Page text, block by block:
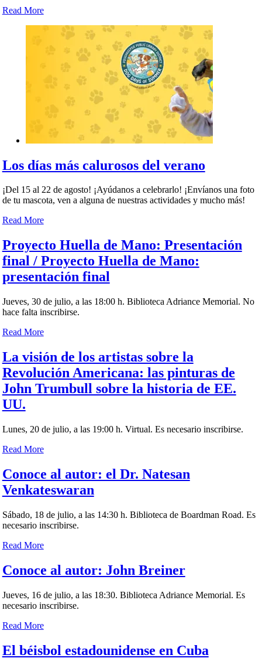
Read More
Los días más calurosos del verano
¡Del 15 al 22 de agosto! ¡Ayúdanos a celebrarlo! ¡Envíanos una foto
de tu mascota, ven a alguna de nuestras actividades y mucho más!
Read More
Proyecto Huella de Mano: Presentación
final / Proyecto Huella de Mano:
presentación final
Jueves, 30 de julio, a las 18:00 h. Biblioteca Adriance Memorial. No
hace falta inscribirse.
Read More
La visión de los artistas sobre la
Revolución Americana: las pinturas de
John Trumbull sobre la historia de EE.
UU.
Lunes, 20 de julio, a las 19:00 h. Virtual. Es necesario inscribirse.
Read More
Conoce al autor: el Dr. Natesan
Venkateswaran
Sábado, 18 de julio, a las 14:30 h. Biblioteca de Boardman Road. Es
necesario inscribirse.
Read More
Conoce al autor: John Breiner
Jueves, 16 de julio, a las 18:30. Biblioteca Adriance Memorial. Es
necesario inscribirse.
Read More
El béisbol estadounidense en Cuba